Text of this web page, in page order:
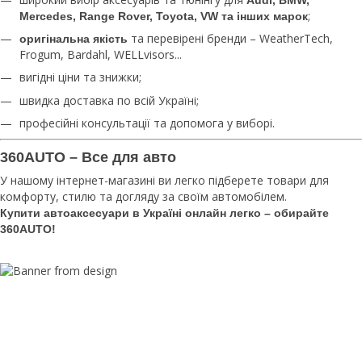
Mercedes, Range Rover, Toyota, VW та інших марок;
оригінальна якість та перевірені бренди – WeatherTech,
Frogum, Bardahl, WELLvisors...
вигідні ціни та знижки;
швидка доставка по всій Україні;
професійні консультації та допомога у виборі.
360AUTO – Все для авто
У нашому інтернет-магазині ви легко підберете товари для
комфорту, стилю та догляду за своїм автомобілем.
Купити автоаксесуари в Україні онлайн легко – обирайте
360AUTO!